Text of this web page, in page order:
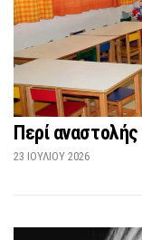
Περί
23 ΙΟΥΛΊΟΥ 2026